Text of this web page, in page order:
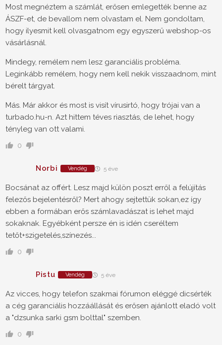
Most megnéztem a számlát, erősen emlegették benne az
ÁSZF-et, de bevallom nem olvastam el. Nem gondoltam,
hogy ilyesmit kell olvasgatnom egy egyszerű webshop-os
vásárlásnál.
Mindegy, remélem nem lesz garanciális probléma.
Leginkább remélem, hogy nem kell nekik visszaadnom, mint
bérelt tárgyat.
Más. Már akkor és most is visít vírusirtó, hogy trójai van a
turbado.hu-n. Azt hittem téves riasztás, de lehet, hogy
tényleg van ott valami.
0
Norbi Vendég 5 éve
Bocsánat az offért. Lesz majd külön poszt erről a felújítás
felezős bejelentésről? Mert ahogy sejtettük sokan,ez így
ebben a formában erős számlavadászat is lehet majd
sokaknak. Egyébként persze én is idén cseréltem
tetőt+szigetelés,színezés...
0
Pistu Vendég 5 éve
Az vicces, hogy telefon szakmai fórumon eléggé dicsérték
a cég garanciális hozzáállását és erősen ajánlott eladó volt
a "dzsunka sarki gsm bolttal" szemben.
0